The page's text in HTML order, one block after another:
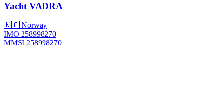
Yacht VADRA
🇳🇴 Norway
IMO 258998270
MMSI 258998270